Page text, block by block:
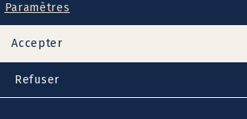
Paramètres
Refuser
Accepter